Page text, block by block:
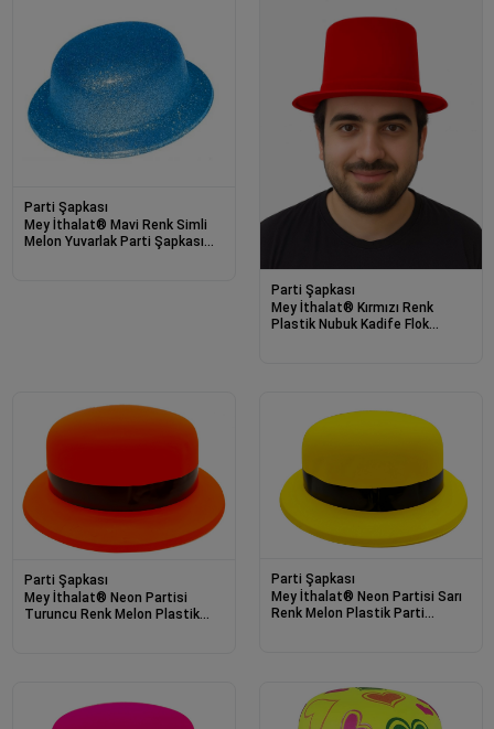
Parti Şapkası
Mey İthalat® Mavi Renk Simli
Melon Yuvarlak Parti Şapkası
Parti Şapkası
Mey İthalat® Kırmızı Renk
Plastik Nubuk Kadife Flok
Parti Şapkası
Mey İthalat® Neon Partisi
Turuncu Renk Melon Plastik
Parti Şapkası
Mey İthalat® Neon Partisi Sarı
Renk Melon Plastik Parti